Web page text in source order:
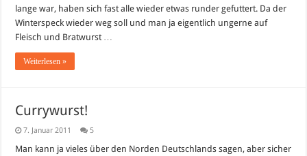
lange war, haben sich fast alle wieder etwas runder gefuttert. Da der
Winterspeck wieder weg soll und man ja eigentlich ungerne auf
Fleisch und Bratwurst …
Weiterlesen »
Currywurst!
7. Januar 2011 5
Man kann ja vieles über den Norden Deutschlands sagen, aber sicher